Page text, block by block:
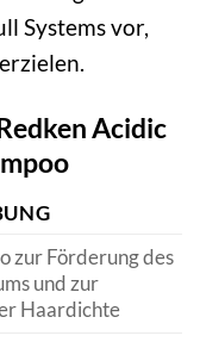
Systems vor,
Acidic
zur Förderung des
und zur
Haardichte